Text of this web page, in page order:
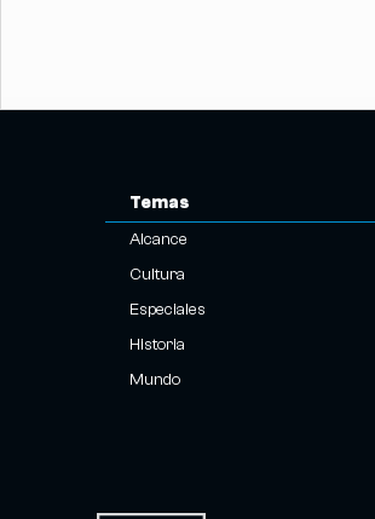
Temas
Alcance
Cultura
Especiales
Historia
Mundo